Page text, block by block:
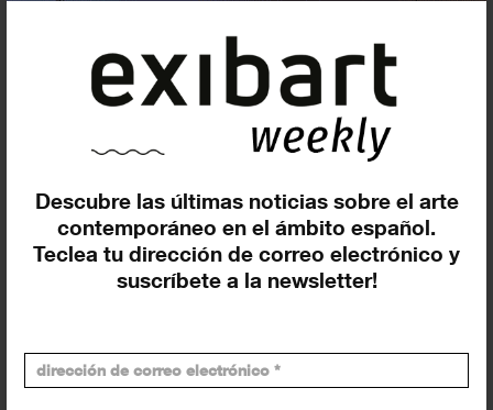
Descubre las últimas noticias sobre el arte
contemporáneo en el ámbito español.
Teclea tu dirección de correo electrónico y
suscríbete a la newsletter!
Buscar